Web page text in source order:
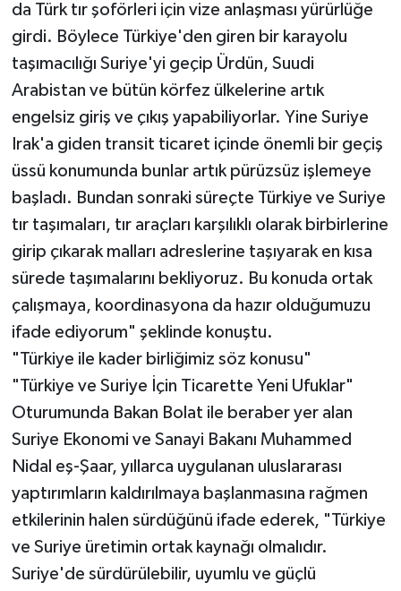
da Türk tır şoförleri için vize anlaşması yürürlüğe
girdi. Böylece Türkiye'den giren bir karayolu
taşımacılığı Suriye'yi geçip Ürdün, Suudi
Arabistan ve bütün körfez ülkelerine artık
engelsiz giriş ve çıkış yapabiliyorlar. Yine Suriye
Irak'a giden transit ticaret içinde önemli bir geçiş
üssü konumunda bunlar artık pürüzsüz işlemeye
başladı. Bundan sonraki süreçte Türkiye ve Suriye
tır taşımaları, tır araçları karşılıklı olarak birbirlerine
girip çıkarak malları adreslerine taşıyarak en kısa
sürede taşımalarını bekliyoruz. Bu konuda ortak
çalışmaya, koordinasyona da hazır olduğumuzu
ifade ediyorum" şeklinde konuştu.
"Türkiye ile kader birliğimiz söz konusu"
"Türkiye ve Suriye İçin Ticarette Yeni Ufuklar"
Oturumunda Bakan Bolat ile beraber yer alan
Suriye Ekonomi ve Sanayi Bakanı Muhammed
Nidal eş-Şaar, yıllarca uygulanan uluslararası
yaptırımların kaldırılmaya başlanmasına rağmen
etkilerinin halen sürdüğünü ifade ederek, "Türkiye
ve Suriye üretimin ortak kaynağı olmalıdır.
Suriye'de sürdürülebilir, uyumlu ve güçlü